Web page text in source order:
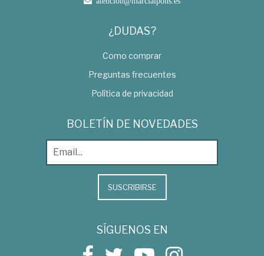
¿DUDAS?
Como comprar
Preguntas frecuentes
Política de privacidad
BOLETÍN DE NOVEDADES
SUSCRIBIRSE
SÍGUENOS EN